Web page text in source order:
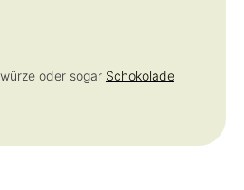
oder sogar Schokolade